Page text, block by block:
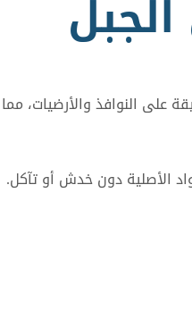
على النوافذ
الأصلية دون خدش أو تآكل.